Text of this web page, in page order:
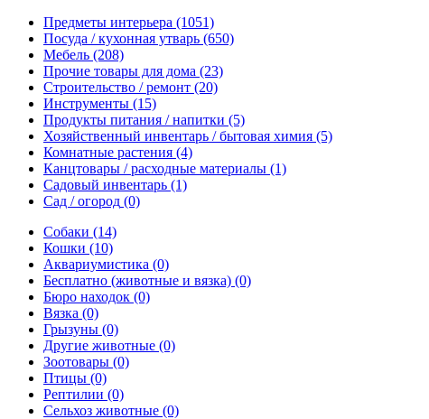
Предметы интерьера (1051)
Посуда / кухонная утварь (650)
Мебель (208)
Прочие товары для дома (23)
Строительство / ремонт (20)
Инструменты (15)
Продукты питания / напитки (5)
Хозяйственный инвентарь / бытовая химия (5)
Комнатные растения (4)
Канцтовары / расходные материалы (1)
Садовый инвентарь (1)
Сад / огород (0)
Собаки (14)
Кошки (10)
Аквариумистика (0)
Бесплатно (животные и вязка) (0)
Бюро находок (0)
Вязка (0)
Грызуны (0)
Другие животные (0)
Зоотовары (0)
Птицы (0)
Рептилии (0)
Сельхоз животные (0)